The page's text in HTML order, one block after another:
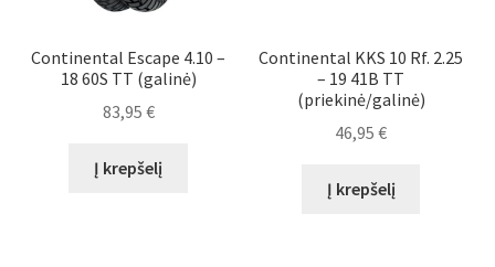
Continental Escape 4.10 –
18 60S TT (galinė)
83,95 €
Į krepšelį
Continental KKS 10 Rf. 2.25
– 19 41B TT
(priekinė/galinė)
46,95€
Į krepšelį